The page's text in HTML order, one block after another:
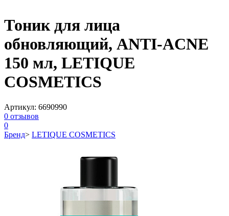
Тоник для лица
обновляющий, ANTI-ACNE
150 мл, LETIQUE
COSMETICS
Артикул: 6690990
0 отзывов
0
Бренд> LETIQUE COSMETICS